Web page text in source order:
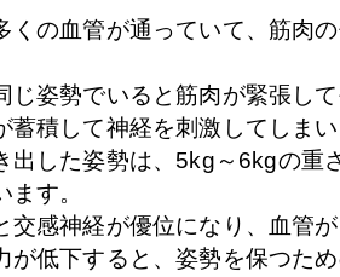
くの血管が通っていて、筋肉
じ姿勢でいると筋肉が緊張し
蓄積して神経を刺激してしま
出した姿勢は、5kg～6kgの重
す。
交感神経が優位になり、血管
が低下すると、姿勢を保つた